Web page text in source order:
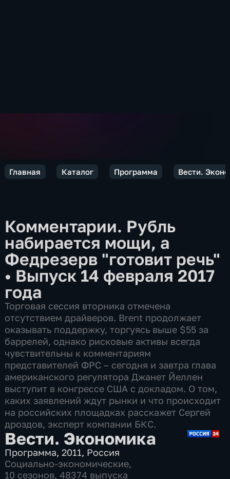
Главная Каталог Программа Вести.
Комментарии. Рубль
набирается мощи, а
Федрезерв "готовит речь"
• Выпуск 14 февраля 2017
года
Торговая сессия вторника отмечена
отсутствием драйверов. Brent продолжает
оказывать поддержку, торгуясь выше $55 за
баррелей, однако рисковые активы всегда
чувствительны к комментариям
представителей ФРС – сегодня и завтра глава
американского регулятора Джанет Йеллен
выступит в конгрессе США с докладом. О том,
каких заявлений ждут рынки и что происходит
на российских площадках расскажет Сергей
дроздов, эксперт компании БКС.
Вести. Экономика
Программа,2011, Россия
Социально-экономические,
10 сезонов, 48374 выпуска